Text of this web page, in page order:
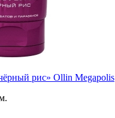
рис» Ollin Megapolis